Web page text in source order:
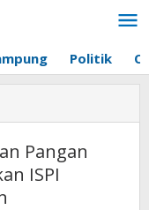
Politik
Pangan
ISPI